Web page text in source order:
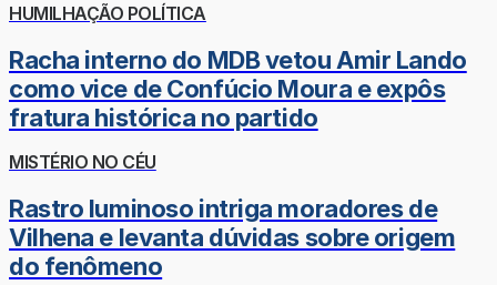
HUMILHAÇÃO POLÍTICA
Racha interno do MDB vetou Amir Lando
como vice de Confúcio Moura e expôs
fratura histórica no partido
MISTÉRIO NO CÉU
Rastro luminoso intriga moradores de
Vilhena e levanta dúvidas sobre origem
do fenômeno